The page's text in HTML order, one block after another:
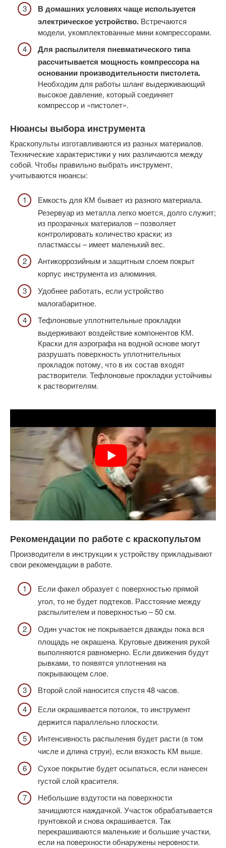
В домашних условиях чаще используется
электрическое устройство. Встречаются
модели, укомплектованные мини компрессорами.
Для распылителя пневматического типа
рассчитывается мощность компрессора на
основании производительности пистолета.
Необходим для работы шланг выдерживающий
высокое давление, который соединяет
компрессор и «пистолет».
Нюансы выбора инструмента
Краскопульты изготавливаются из разных материалов.
Технические характеристики у них различаются между
собой. Чтобы правильно выбрать инструмент,
учитываются нюансы:
Емкость для КМ бывает из разного материала.
Резервуар из металла легко моется, долго служит;
из прозрачных материалов – позволяет
контролировать количество краски; из
пластмассы – имеет маленький вес.
Антикоррозийным и защитным слоем покрыт
корпус инструмента из алюминия.
Удобнее работать, если устройство
малогабаритное.
Тефлоновые уплотнительные прокладки
выдерживают воздействие компонентов КМ.
Краски для аэрографа на водной основе могут
разрушать поверхность уплотнительных
прокладок потому, что в их состав входят
растворители. Тефлоновые прокладки устойчивы
к растворителям.
Рекомендации по работе с краскопультом
Производители в инструкции к устройству прикладывают
свои рекомендации в работе.
Если факел образует с поверхностью прямой
угол, то не будет подтеков. Расстояние между
распылителем и поверхностью – 50 см.
Один участок не покрывается дважды пока вся
площадь не окрашена. Круговые движения рукой
выполняются равномерно. Если движения будут
рывками, то появятся уплотнения на
покрывающем слое.
Второй слой наносится спустя 48 часов.
Если окрашивается потолок, то инструмент
держится параллельно плоскости.
Интенсивность распыления будет расти (в том
числе и длина струи), если вязкость КМ выше.
Сухое покрытие будет осыпаться, если нанесен
густой слой красителя.
Небольшие вздутости на поверхности
зачищаются наждачкой. Участок обрабатывается
грунтовкой и снова окрашивается. Так
перекрашиваются маленькие и большие участки,
если на поверхности обнаружены неровности.